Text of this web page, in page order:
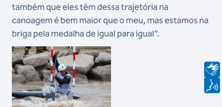
também que eles têm dessa trajetória na
canoagem é bem maior que o meu, mas estamos na
briga pela medalha de igual para igual”.